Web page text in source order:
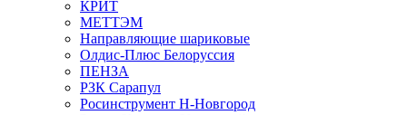
КРИТ
МЕТТЭМ
Направляющие шариковые
Олдис-Плюс Белоруссия
ПЕНЗА
РЗК Сарапул
Росинструмент Н-Новгород